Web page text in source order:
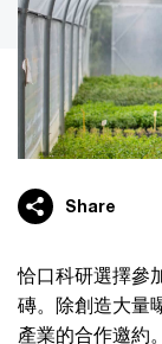
Share
恰口科研選擇參
磚。除創造大量
產業的合作邀約